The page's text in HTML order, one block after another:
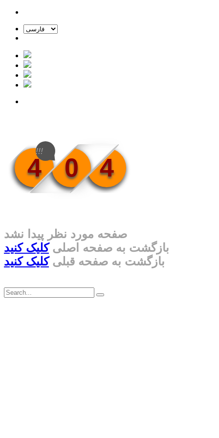
4 0 4
!!!
صفحه مورد نظر پیدا نشد
بازگشت به صفحه اصلیکلیک کنید
بازگشت به صفحه قبلیکلیک کنید